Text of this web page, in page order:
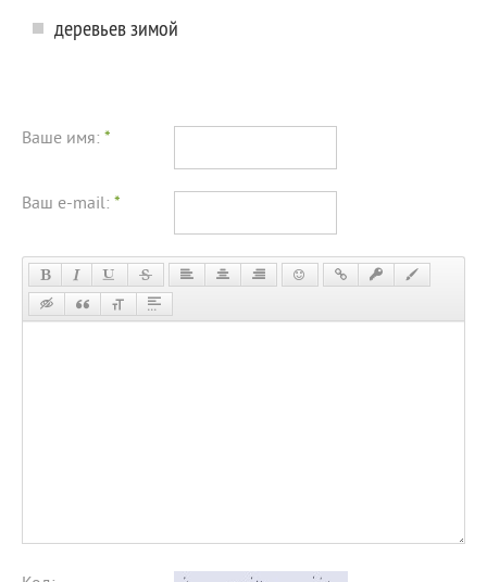
деревьев зимой
Ваше имя: *
Ваш e-mail: *